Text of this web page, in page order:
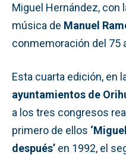
Miguel Hernández, con
música de Manuel
conmemoración del 75
Esta cuarta edición, en
ayuntamientos de
a los tres congresos
primero de ellos
después’ en 1992, el